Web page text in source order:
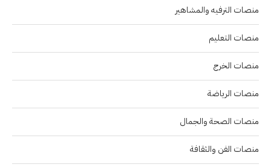
منصات الترفيه والمشاهير
منصات التعليم
منصات الخرج
منصات الرياضة
منصات الصحة والجمال
منصات الفن والثقافة